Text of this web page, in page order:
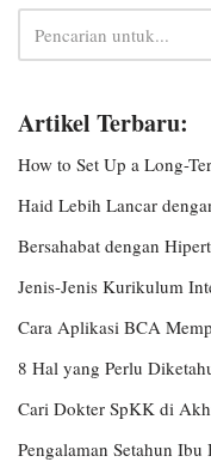
Artikel Terbaru:
How to Set Up a Long-
Haid Lebih Lancar
Bersahabat dengan
Jenis-Jenis Kurikulum
Cara Aplikasi BCA
8 Hal yang Perlu
Cari Dokter SpKK di
Pengalaman Setahun